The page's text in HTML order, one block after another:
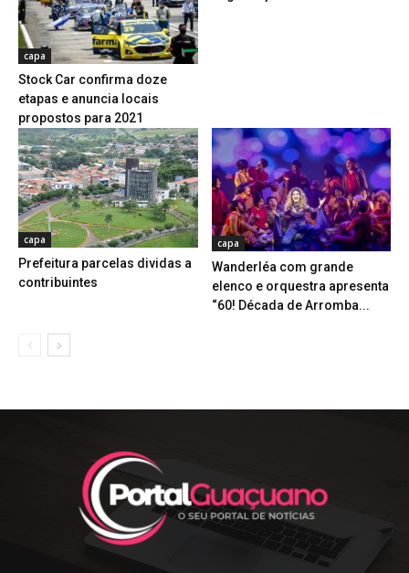
capa
Stock Car confirma doze
etapas e anuncia locais
propostos para 2021
capa
Prefeitura parcelas dividas a
contribuintes
capa
Wanderléa com grande
elenco e orquestra apresenta
“60! Década de Arromba...